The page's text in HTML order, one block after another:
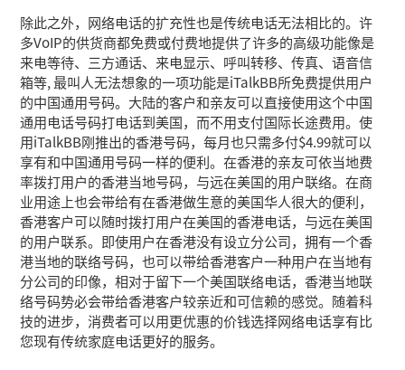
除此之外，网络电话的扩充性也是传统电话无法相比的。许
多VoIP的供货商都免费或付费地提供了许多的高级功能像是
来电等待、三方通话、来电显示、呼叫转移、传真、语音信
箱等, 最叫人无法想象的一项功能是iTalkBB所免费提供用户
的中国通用号码。大陆的客户和亲友可以直接使用这个中国
通用电话号码打电话到美国，而不用支付国际长途费用。使
用iTalkBB刚推出的香港号码，每月也只需多付$4.99就可以
享有和中国通用号码一样的便利。在香港的亲友可依当地费
率拨打用户的香港当地号码，与远在美国的用户联络。在商
业用途上也会带给有在香港做生意的美国华人很大的便利，
香港客户可以随时拨打用户在美国的香港电话，与远在美国
的用户联系。即使用户在香港没有设立分公司，拥有一个香
港当地的联络号码，也可以带给香港客户一种用户在当地有
分公司的印像，相对于留下一个美国联络电话，香港当地联
络号码势必会带给香港客户较亲近和可信赖的感觉。随着科
技的进步，消费者可以用更优惠的价钱选择网络电话享有比
您现有传统家庭电话更好的服务。